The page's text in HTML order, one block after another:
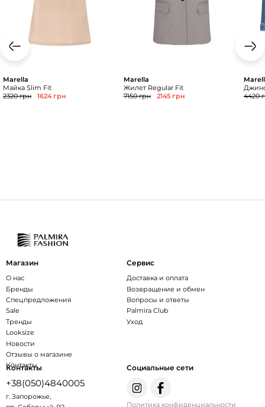
Marella
Майка Slim Fit
2320 грн
1624 грн
Marella
Жилет Regular Fit
7150 грн
2145 грн
4420
Магазин
О нас
Бренды
Спецпредложения
Sale
Тренды
Looksize
Новости
Отзывы о магазине
Контакты
Сервис
Доставка и оплата
Возвращение и обмен
Вопросы и ответы
Palmira Club
Уход
Контакты
+38(050)4840005
г. Запорожье,
Социальные сети
Политика конфиденциальности